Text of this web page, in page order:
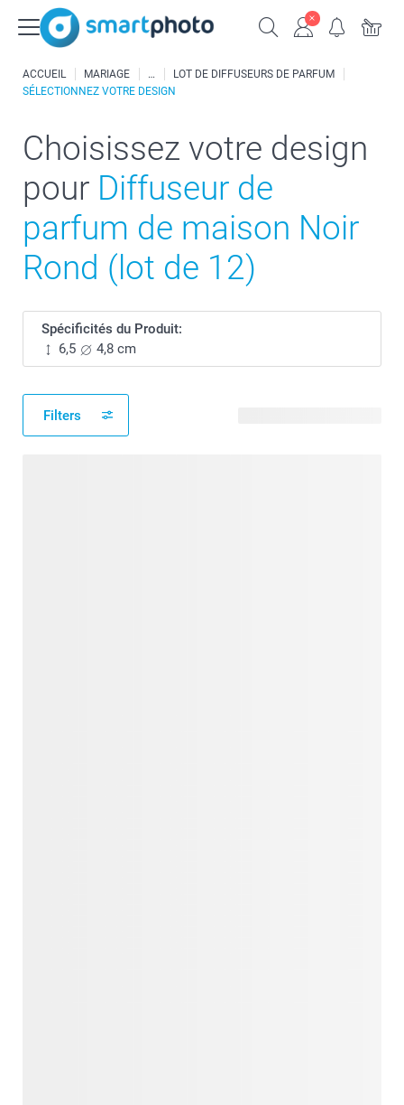
ACCUEIL MARIAGE
LOT DE DIFFUSEURS DE PARFUM
SÉLECTIONNEZ VOTRE DESIGN
Choisissez votre design
pour Diffuseur de
parfum de maison Noir
Rond (lot de 12)
Spécificités du Produit:
6,5
4,8 cm
Filters